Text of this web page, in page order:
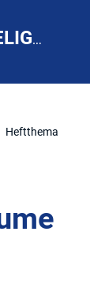
ZEITSCHRIFT FÜR RELIGIONSPÄDAGOGIK. THEO-WEB
Heftthema